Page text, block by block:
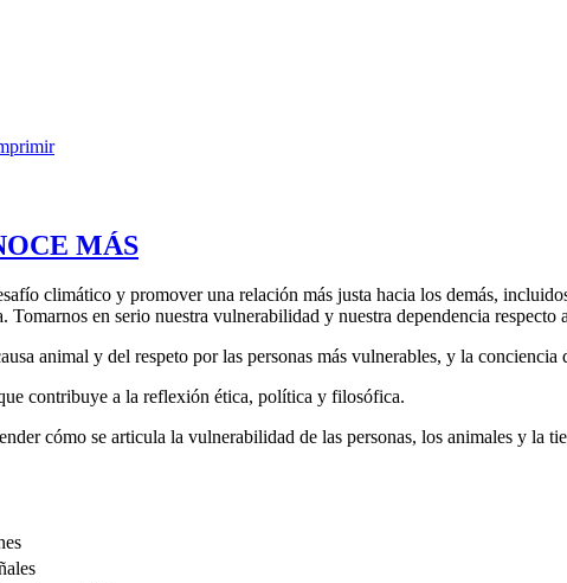
MÁS
climático y promover una relación más justa hacia los demás,
Tomarnos en serio nuestra vulnerabilidad y nuestra dependencia
animal y del respeto por las personas más vulnerables, y la
contribuye a la reflexión ética, política y filosófica.
cómo se articula la vulnerabilidad de las personas, los animales y la